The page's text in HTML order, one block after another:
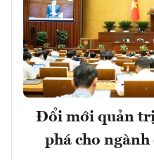
Đổi mới quản
phá cho